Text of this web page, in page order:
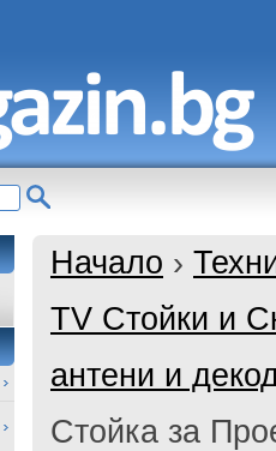
Начало ›
TV Стойки и
антени и
Стойка за